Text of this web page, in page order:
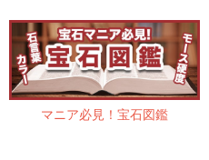
マニア必見！宝石図鑑